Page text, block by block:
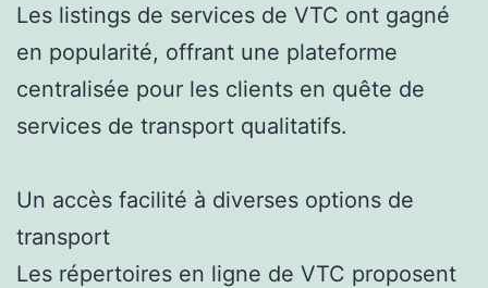
Les listings de services de VTC ont gagné
en popularité, offrant une plateforme
centralisée pour les clients en quête de
services de transport qualitatifs.
Un accès facilité à diverses options de
transport
Les répertoires en ligne de VTC proposent